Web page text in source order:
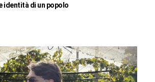
identità di un popolo